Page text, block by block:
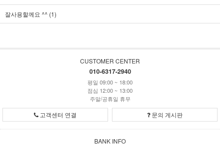
잘사용할께요 ^^ (1)
CUSTOMER CENTER
010-6317-2940
평일 09:00 ~ 18:00
점심 12:00 ~ 13:00
주말/공휴일 휴무
고객센터 연결 문의 게시판
BANK INFO